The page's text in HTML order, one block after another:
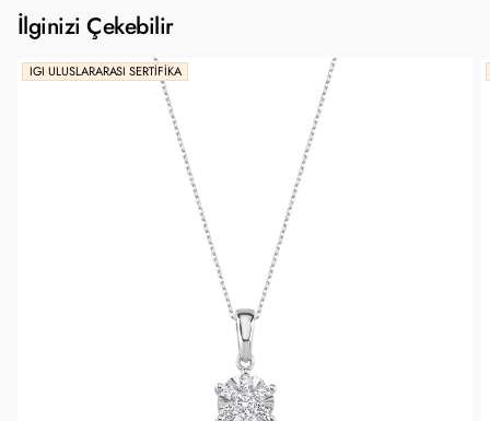
İlginizi Çekebilir
IGI ULUSLARARASI SERTIFIKA